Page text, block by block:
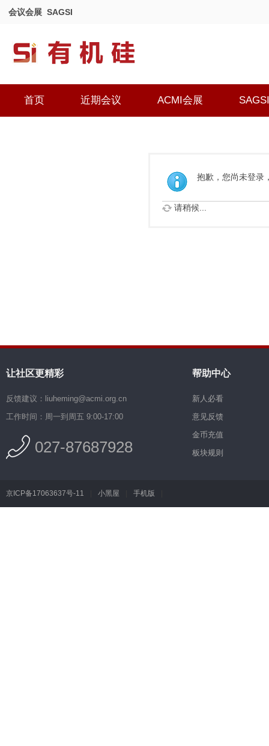
会议会展 SAGSI
首页 近期会议 ACMI会展 SAGSI
抱歉，您尚未登录
请稍候...
让社区更精彩
反馈建议：liuheming@acmi.org.cn
工作时间：周一到周五 9:00-17:00
027-87687928
帮助中心
新人必看
意见反馈
金币充值
板块规则
京ICP备17063637号-11 小黑屋 手机版